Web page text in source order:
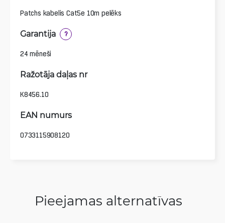
Patchs kabelis Cat5e 10m pelēks
Garantija ?
24 mēneši
Ražotāja daļas nr
K8456.10
EAN numurs
0733115908120
Pieejamas alternatīvas